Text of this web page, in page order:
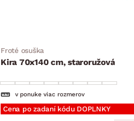
Froté osuška
Kira 70x140 cm, staroružová
v ponuke viac rozmerov
Cena po zadaní kódu DOPLNKY